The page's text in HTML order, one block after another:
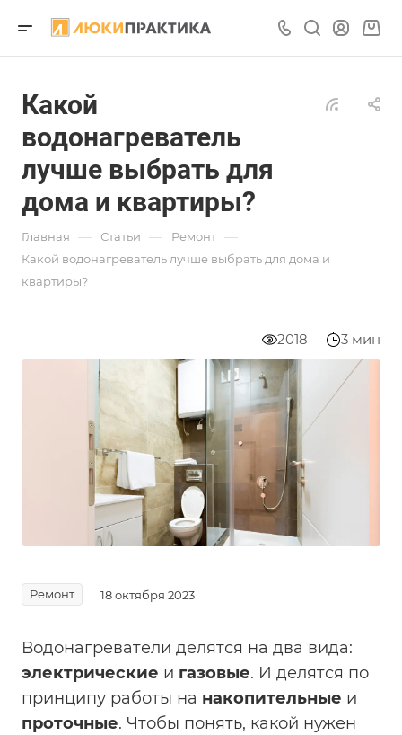
Какой
водонагреватель
лучше выбрать для
дома и квартиры?
Главная — Статьи — Ремонт —
Какой водонагреватель лучше выбрать для дома и
квартиры?
2018 3 мин
Ремонт 18 октября 2023
Водонагреватели делятся на два вида:
электрические и газовые. И делятся по
принципу работы на накопительные и
проточные. Чтобы понять, какой нужен